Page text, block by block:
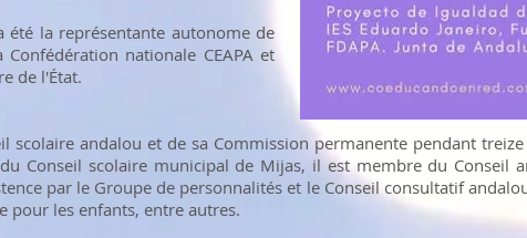
été la représentante autonome de
nationale CEAPA et
de l'État.
scolaire andalou et de sa Commission permanente pendant
Conseil scolaire municipal de Mijas, il est membre du Conseil
par le Groupe de personnalités et le Conseil consultatif
pour les enfants, entre autres.